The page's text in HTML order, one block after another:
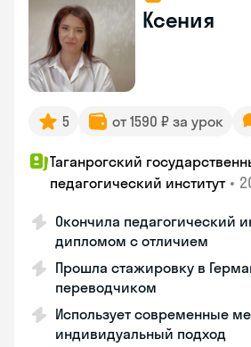
Ксения
5 от 1590 ₽ за урок
Таганрогский
педагогический институт •
Окончила педагогический
дипломом с отличием
Прошла стажировку в
переводчиком
Использует современные
индивидуальный подход